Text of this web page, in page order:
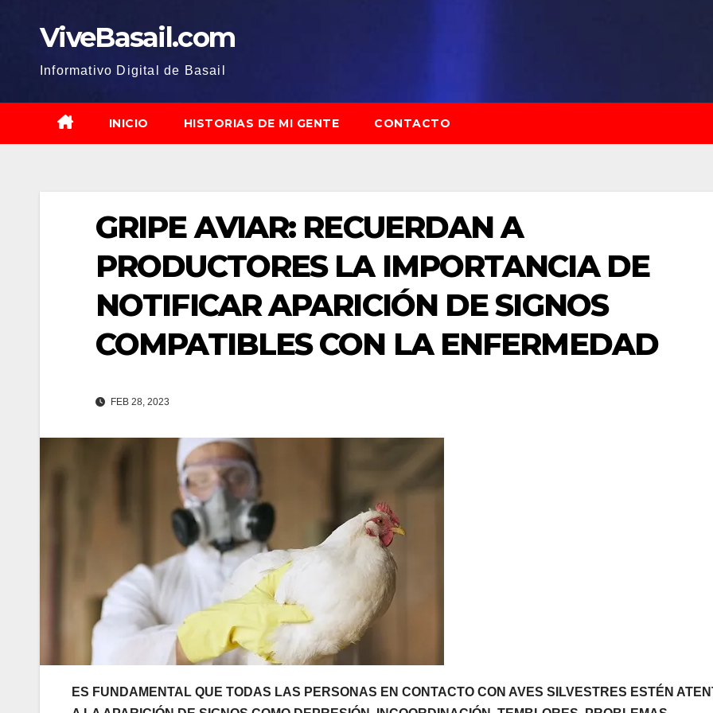
ViveBasail.com
Informativo Digital de Basail
INICIO HISTORIAS DE MI GENTE CONTACTO
GRIPE AVIAR: RECUERDAN A
PRODUCTORES LA IMPORTANCIA DE
NOTIFICAR APARICIÓN DE SIGNOS
COMPATIBLES CON LA ENFERMEDAD
FEB 28, 2023
ES FUNDAMENTAL QUE TODAS LAS PERSONAS EN CONTACTO CON AVES SILVESTRES ESTÉN